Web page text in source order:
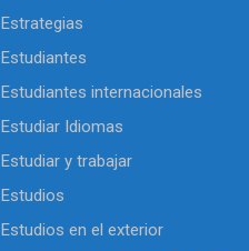
Estrategias
Estudiantes
Estudiantes internacionales
Estudiar Idiomas
Estudiar y trabajar
Estudios
Estudios en el exterior